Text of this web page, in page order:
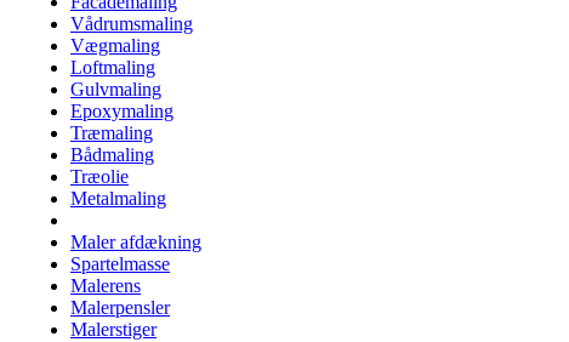
Vådrumsmaling
Vægmaling
Loftmaling
Gulvmaling
Epoxymaling
Træmaling
Bådmaling
Træolie
Metalmaling
Maler afdækning
Spartelmasse
Malerens
Malerpensler
Malerstiger